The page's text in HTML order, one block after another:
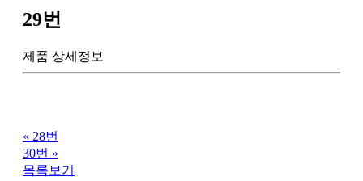
29번
제품 상세정보
« 28번
30번 »
목록보기